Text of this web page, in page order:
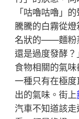
「咕嚕咕嚕」
騰騰的白霧從
名狀的——麵粉
還是過度發酵
食物相關的氣
一種只有在極
出的氣味。街上
汽車不知道該